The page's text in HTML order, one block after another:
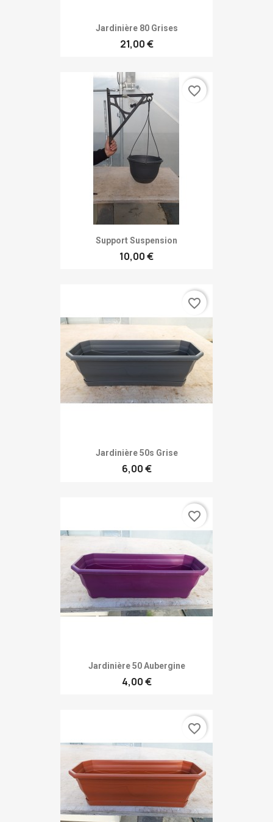
Jardinière 80 Grises
21,00 €
Support Suspension
10,00 €
favorite_border
Jardinière 50s Grise
6,00 €
favorite_border
Jardinière 50 Aubergine
4,00 €
favorite_border
favorite_border